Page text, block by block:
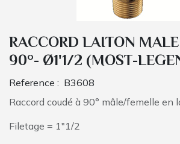
RACCORD LAITON
90°- Ø1'1/2 (MOST-
Reference : B3608
Raccord coudé à 90° mâle/femelle en
Filetage = 1"1/2